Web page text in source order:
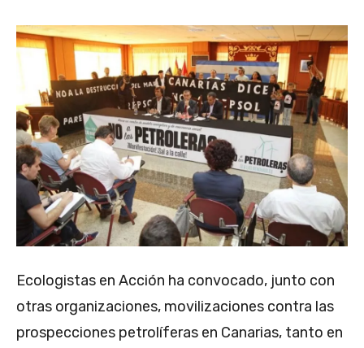
Ecologistas en Acción ha convocado, junto con
otras organizaciones, movilizaciones contra las
prospecciones petrolíferas en Canarias, tanto en